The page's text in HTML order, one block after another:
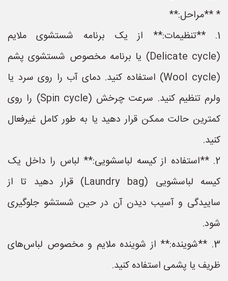
* **مراحل:**
1. **تنظیمات:** از یک برنامه شستشوی ملایم
(Delicate cycle) یا برنامه مخصوص شستشوی پشم
(Wool cycle) استفاده کنید. دمای آب را روی سرد یا
ولرم تنظیم کنید. سرعت چرخش (Spin cycle) را روی
کمترین حالت ممکن قرار دهید یا به طور کامل غیرفعال
کنید.
2. **استفاده از کیسه لباسشویی:** لباس را داخل یک
کیسه لباسشویی (Laundry bag) قرار دهید تا از
ساییدگی و آسیب دیدن آن در حین شستشو جلوگیری
شود.
3. **شوینده:** از شوینده ملایم و مخصوص لباس‌های
ظریف یا پشمی استفاده کنید.